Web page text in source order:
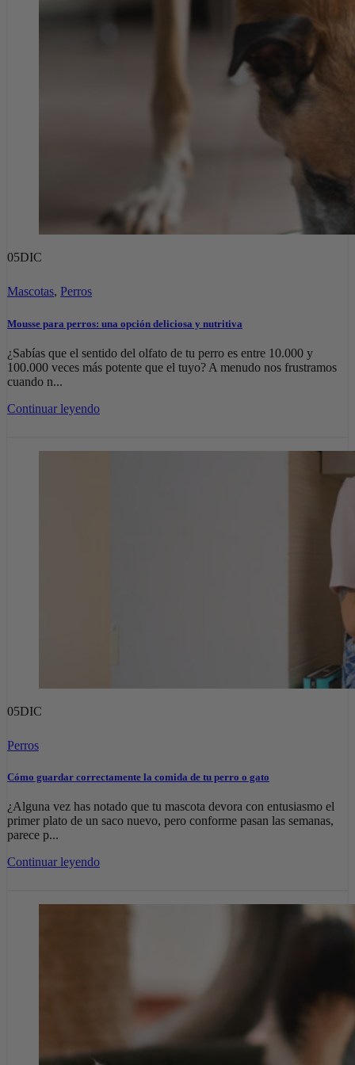
05DIC
Mascotas, Perros
Mousse para perros: una opción deliciosa y nutritiva
¿Sabías que el sentido del olfato de tu perro es entre 10.000 y
100.000 veces más potente que el tuyo? A menudo nos frustramos
cuando n...
Continuar leyendo
05DIC
Perros
Cómo guardar correctamente la comida de tu perro o gato
¿Alguna vez has notado que tu mascota devora con entusiasmo el
primer plato de un saco nuevo, pero conforme pasan las semanas,
parece p...
Continuar leyendo